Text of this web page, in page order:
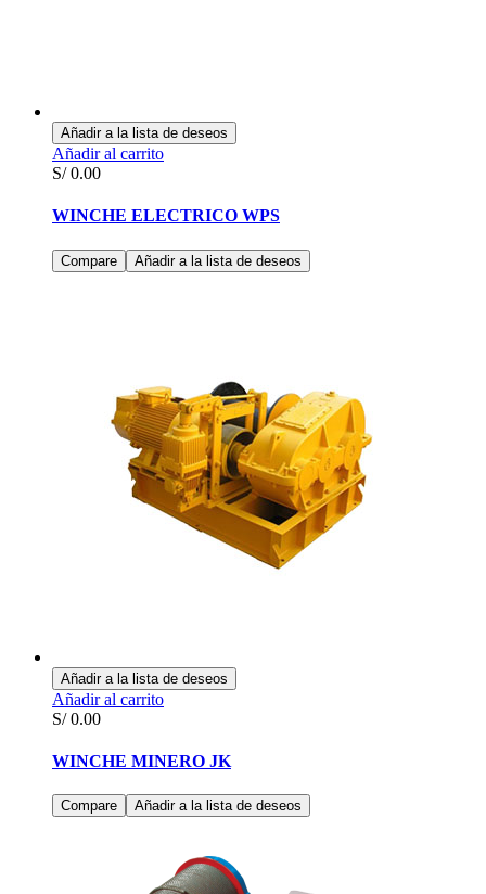
Añadir a la lista de deseos
Añadir al carrito
S/0.00
WINCHE ELECTRICO WPS
Compare Añadir a la lista de deseos
Añadir a la lista de deseos
Añadir al carrito
S/0.00
WINCHE MINERO JK
Compare Añadir a la lista de deseos